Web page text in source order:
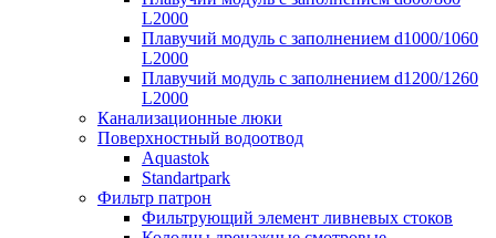
L2000
Плавучий модуль с заполнением d1000/1060
L2000
Плавучий модуль с заполнением d1200/1260
L2000
Канализационные люки
Поверхностный водоотвод
Aquastok
Standartpark
Фильтр патрон
Фильтрующий элемент ливневых стоков